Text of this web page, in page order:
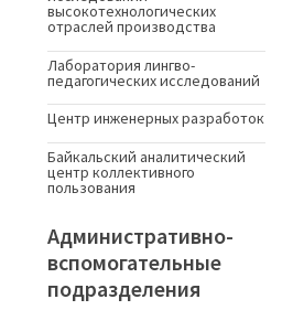
высокотехнологических
отраслей производства
Лаборатория лингво-
педагогических исследований
Центр инженерных разработок
Байкальский аналитический
центр коллективного
пользования
Административно-
вспомогательные
подразделения